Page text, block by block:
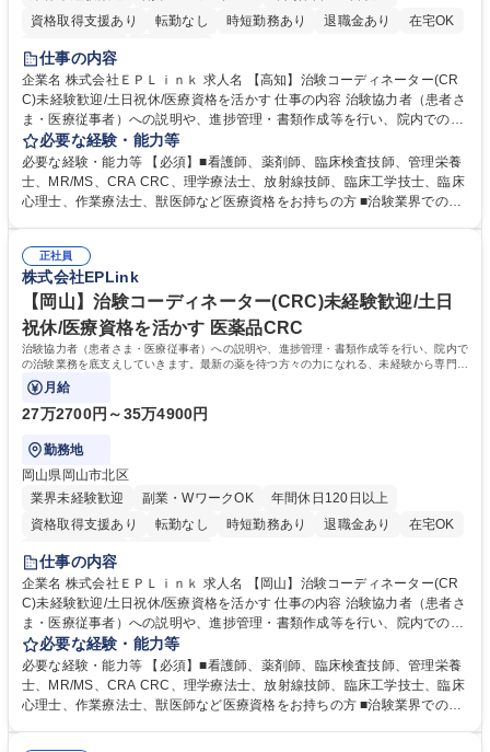
資格取得支援あり
転勤なし 時短勤務あり 退職金あり
在宅OK
完全週休2日制
仕事の内容
企業名 株式会社ＥＰＬｉｎｋ 求人名 【高知】治験コーディネーター(CR
C)未経験歓迎/土日祝休/医療資格を活かす 仕事の内容 治験協力者（患者さ
ま・医療従事者）への説明や、進捗管理・書類作成等を行い、院内での治
験業務を底支えしていきます。最新の薬を待つ方々の力になれる、未経験
から専門性が身につく社会貢献度の高い仕事です。 ■治験協力者（患者さ
ま・医療従事者）への説明 ■患者さまのスケジュール調整・管理、ヒアリ
ング・服薬状況の確認 ■診察/検査への同席 ■医療従事者・依頼先への調
フレックスタイム制/プライベートと仕事の両立もしやすい環境。育休復帰
率は90%以上/育児補助支援金等も有 募集職種 【高知】治験コーディネー
ター(CRC)未経験歓迎/土日祝休/医療資格を活かす
必要な経験・能力等
必要な経験・能力等 【必須】■看護師、薬剤師、臨床検査技師、管理栄養
士、MR/MS、CRA CRC、理学療法士、放射線技師、臨床工学技士、臨床
心理士、作業療法士、獣医師など医療資格をお持ちの方 ■治験業界での就
足説明ができる点、などを活かしてご活躍頂けます。 【研修制度】入社後
は、約2週間のe-learning受講後に導入研修を5日間受けていただき、テス
トに合格後、OJTとなります。OJT期間は平均約3ヶ月ですが、個人の成長
に合わせてサポートしていくためそれ以上になる方もいます。 学歴・資格
学歴：大学院 大学 高専 短大 専修学校 語学力： 資格：看護師 臨床検査技
師 薬剤師
正社員
株式会社EPLink
【岡山】治験コーディネーター(CRC)未経験歓迎/土日
祝休/医療資格を活かす 医薬品CRC
治験協力者（患者さま・医療従事者）への説明や、進捗管理・書類作成等を行い、院内で
の治験業務を底支えしていきます。最新の薬を待つ方々の力になれる、未経験から専門性
が身につく社会貢献度の高い仕事です。
月給
27万2700円～35万4900円
勤務地
岡山県岡山市北区
業界未経験歓迎
副業・WワークOK
年間休日120日以上
資格取得支援あり
転勤なし 時短勤務あり 退職金あり
在宅OK
完全週休2日制
仕事の内容
企業名 株式会社ＥＰＬｉｎｋ 求人名 【岡山】治験コーディネーター(CR
C)未経験歓迎/土日祝休/医療資格を活かす 仕事の内容 治験協力者（患者さ
ま・医療従事者）への説明や、進捗管理・書類作成等を行い、院内での治
験業務を底支えしていきます。最新の薬を待つ方々の力になれる、未経験
から専門性が身につく社会貢献度の高い仕事です。 ■治験協力者（患者さ
ま・医療従事者）への説明 ■患者さまのスケジュール調整・管理、ヒアリ
ング・服薬状況の確認 ■診察/検査への同席 ■医療従事者・依頼先への調
必要な経験・能力等
必要な経験・能力等 【必須】■看護師、薬剤師、臨床検査技師、管理栄養
士、MR/MS、CRA CRC、理学療法士、放射線技師、臨床工学技士、臨床
心理士、作業療法士、獣医師など医療資格をお持ちの方 ■治験業界での就